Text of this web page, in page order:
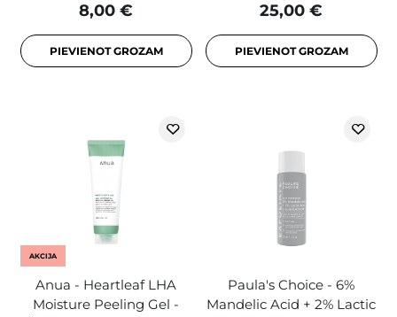
8,00 €
PIEVIENOT GROZAM
25,00 €
PIEVIENOT GROZAM
AKCIJA
Anua - Heartleaf LHA
Moisture Peeling Gel -
Paula's Choice - 6%
Mandelic Acid + 2% Lactic